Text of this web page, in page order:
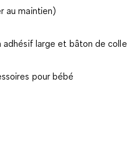
au maintien)
adhésif large et bâton de colle
pour bébé